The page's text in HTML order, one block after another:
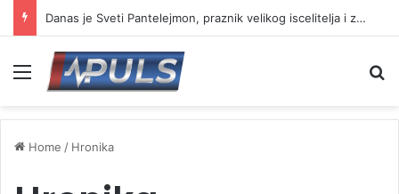
Danas je Sveti Pantelejmon, praznik velikog iscelitelja i zaštitnika bolesnih
Menu
Home / Hronika